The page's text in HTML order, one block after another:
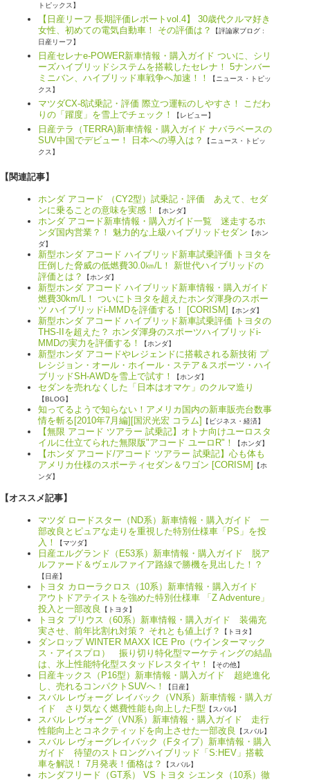
トピックス】
【日産リーフ 長期評価レポートvol.4】 30歳代クルマ好き
女性、初めての電気自動車！ その評価は？
【評論家ブログ :
日産リーフ】
日産セレナe-POWER新車情報・購入ガイド ついに、シリ
ーズハイブリッドシステムを搭載したセレナ！ 5ナンバー
ミニバン、ハイブリッド車戦争へ加速！！
【ニュース・トピッ
クス】
マツダCX-8試乗記・評価 際立つ運転のしやすさ！ こだわ
りの「躍度」を雪上でチェック！
【レビュー】
日産テラ（TERRA)新車情報・購入ガイド ナバラベースの
SUV中国でデビュー！ 日本への導入は？
【ニュース・トピッ
クス】
【関連記事】
ホンダ アコード （CY2型）試乗記・評価 あえて、セダ
ンに乗ることの意味を実感！
【ホンダ】
ホンダ アコード新車情報・購入ガイド一覧 迷走するホ
ンダ国内営業？！ 魅力的な上級ハイブリッドセダン 【ホン
ダ】
新型ホンダ アコード ハイブリッド新車試乗評価 トヨタを
圧倒した脅威の低燃費30.0㎞/L！ 新世代ハイブリッドの
評価とは？
【ホンダ】
新型ホンダ アコード ハイブリッド新車情報・購入ガイド
燃費30km/L！ ついにトヨタを超えたホンダ渾身のスポー
ツ ハイブリッドi-MMDを評価する！ [CORISM]
【ホンダ】
新型ホンダ アコード ハイブリッド新車試乗評価 トヨタの
THS-IIを超えた？ ホンダ渾身のスポーツハイブリッドi-
MMDの実力を評価する！
【ホンダ】
新型ホンダ アコードやレジェンドに搭載される新技術 プ
レシジョン・オール・ホイール・ステア＆スポーツ・ハイ
ブリッドSH-AWDを雪上で試す！
【ホンダ】
セダンを売れなくした「日本はオマケ」のクルマ造り
【BLOG】
知ってるようで知らない！アメリカ国内の新車販売台数事
情を斬る[2010年7月編][国沢光宏 コラム]
【ビジネス・経済】
【無限 アコード ツアラー 試乗記】オトナ向けユーロスタ
イルに仕立てられた無限版"アコード ユーロR"！
【ホンダ】
【ホンダ アコード/アコード ツアラー 試乗記】心も体も
アメリカ仕様のスポーティセダン＆ワゴン [CORISM]
【ホ
ンダ】
【オススメ記事】
マツダ ロードスター（ND系）新車情報・購入ガイド 一
部改良とピュアな走りを重視した特別仕様車「PS」を投
入！
【マツダ】
日産エルグランド（E53系）新車情報・購入ガイド 脱ア
ルファード＆ヴェルファイア路線で勝機を見出した！？
【日産】
トヨタ カローラクロス（10系）新車情報・購入ガイド
アウトドアテイストを強めた特別仕様車 「Z Adventure」
投入と一部改良
【トヨタ】
トヨタ プリウス（60系）新車情報・購入ガイド 装備充
実させ、前年比割れ対策？ それとも値上げ？
【トヨタ】
ダンロップ WINTER MAXX ICE Pro（ウインターマック
ス・アイスプロ） 振り切り特化型マーケティングの結晶
は、氷上性能特化型スタッドレスタイヤ！
【その他】
日産キックス（P16型）新車情報・購入ガイド 超絶進化
し、売れるコンパクトSUVへ！
【日産】
スバル レヴォーグ レイバック（VN系）新車情報・購入ガ
イド さり気なく燃費性能も向上したF型 【スバル】
スバル レヴォーグ（VN系）新車情報・購入ガイド 走行
性能向上とコネクティッドを向上させた一部改良
【スバル】
スバル レヴォーグレイバック（Fタイプ）新車情報・購入
ガイド 待望のストロングハイブリッド「S:HEV」搭載
車を解説！ 7月発表！価格は？
【スバル】
ホンダフリード（GT系） VS トヨタ シエンタ（10系）徹